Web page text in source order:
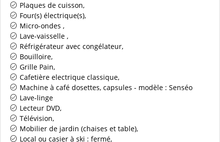
Plaques de cuisson
Four(s) électrique(s)
Micro-ondes
Lave-vaisselle
Réfrigérateur avec congélateur
Bouilloire
Grille Pain
Cafetière electrique classique
Machine à café dosettes, capsules - modèle : Senséo
Lave-linge
Lecteur DVD
Télévision
Mobilier de jardin (chaises et table)
Local ou casier à ski : fermé